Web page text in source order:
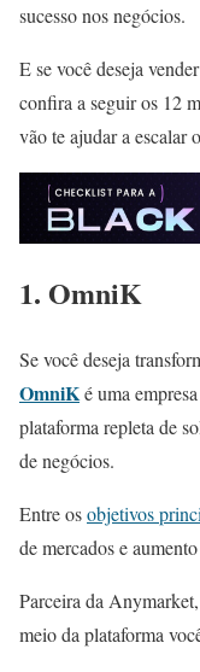
sucesso nos negócios.
E se você deseja
confira a seguir os 12
vão te ajudar a escalar
1. OmniK
Se você deseja
OmniKé uma
plataforma repleta de
de negócios.
Entre osobjetivos
de mercados e
Parceira da
meio da plataforma